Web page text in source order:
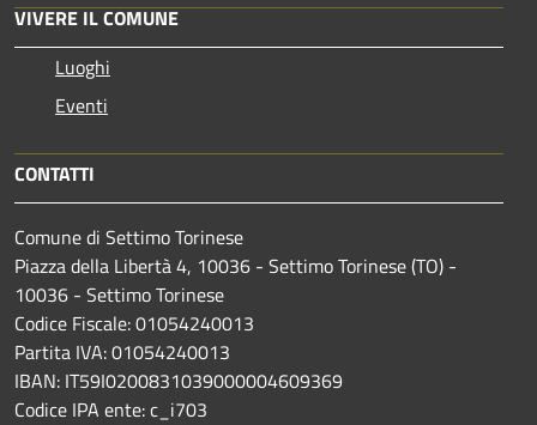
VIVERE IL COMUNE
Luoghi
Eventi
CONTATTI
Comune di Settimo Torinese
Piazza della Libertà 4, 10036 - Settimo Torinese (TO) -
10036 - Settimo Torinese
Codice Fiscale: 01054240013
Partita IVA: 01054240013
IBAN: IT59I0200831039000004609369
Codice IPA ente: c_i703